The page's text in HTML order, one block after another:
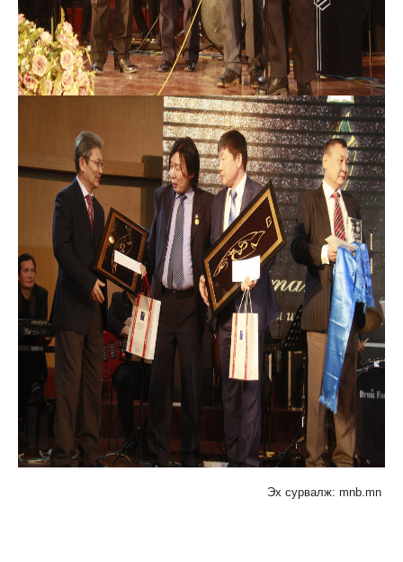
Эх сурвалж: mnb.mn